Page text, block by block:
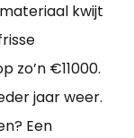
kwijt
zo’n €11000.
jaar weer.
Een